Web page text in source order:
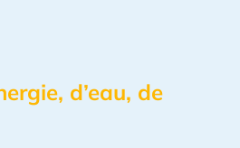
d’eau, de